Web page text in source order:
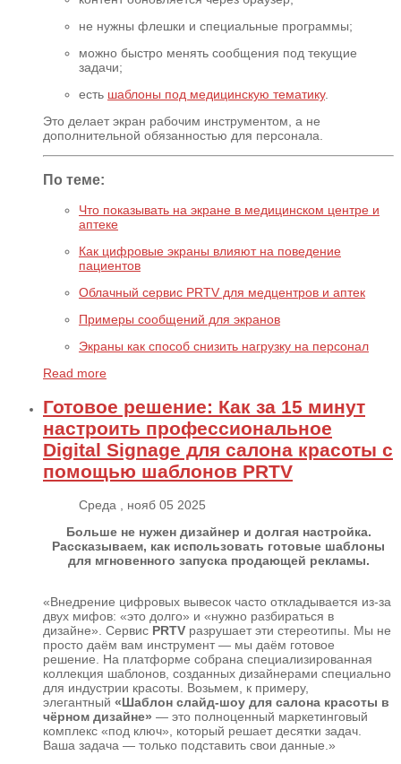
не нужны флешки и специальные программы;
можно быстро менять сообщения под текущие
задачи;
есть шаблоны под медицинскую тематику.
Это делает экран рабочим инструментом, а не
дополнительной обязанностью для персонала.
По теме:
Что показывать на экране в медицинском центре и
аптеке
Как цифровые экраны влияют на поведение
пациентов
Облачный сервис PRTV для медцентров и аптек
Примеры сообщений для экранов
Экраны как способ снизить нагрузку на персонал
Read more
Готовое решение: Как за 15 минут
настроить профессиональное
Digital Signage для салона красоты с
помощью шаблонов PRTV
Среда , нояб 05 2025
Больше не нужен дизайнер и долгая настройка.
Рассказываем, как использовать готовые шаблоны
для мгновенного запуска продающей рекламы.
«Внедрение цифровых вывесок часто откладывается из-за
двух мифов: «это долго» и «нужно разбираться в
дизайне». Сервис PRTV разрушает эти стереотипы. Мы не
просто даём вам инструмент — мы даём готовое
решение. На платформе собрана специализированная
коллекция шаблонов, созданных дизайнерами специально
для индустрии красоты. Возьмем, к примеру,
элегантный «Шаблон слайд-шоу для салона красоты в
чёрном дизайне» — это полноценный маркетинговый
комплекс «под ключ», который решает десятки задач.
Ваша задача — только подставить свои данные.»